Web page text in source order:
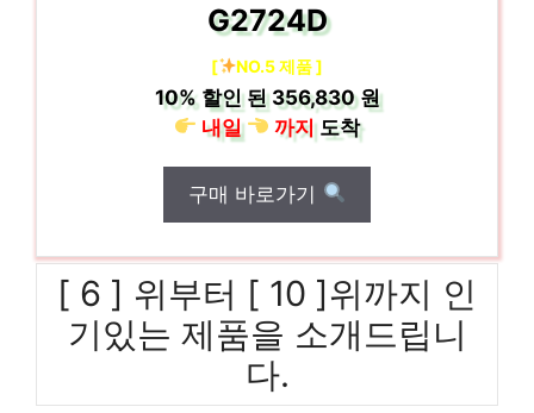
G2724D
[ NO.5 제품 ]
10%할인 된356,830 원
내일
까지도착
구매 바로가기
[ 6 ] 위부터 [ 10 ]위까지 인
기있는 제품을 소개드립니
다.